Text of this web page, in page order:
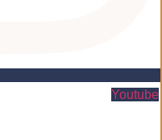
Youtube